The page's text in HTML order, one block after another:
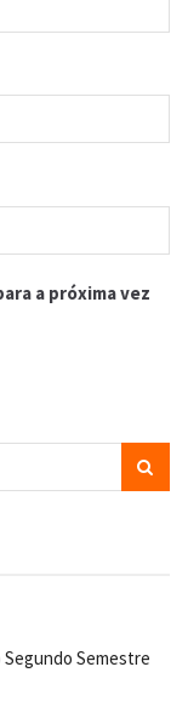
a próxima vez
Segundo Semestre